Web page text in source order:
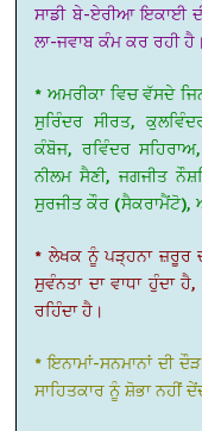
ਸਾਡੀ ਬੇ-ਏਰੀਆ ਇਕਾਈ
ਲਾ-ਜਵਾਬ ਕੰਮ ਕਰ ਰਹੀ ਹੈ।
* ਅਮਰੀਕਾ ਵਿਚ ਵੱਸਦੇ
ਸੁਰਿੰਦਰ ਸੀਰਤ,
ਕੰਬੋਜ, ਰਵਿੰਦਰ
ਨੀਲਮ ਸੈਣੀ, ਜਗਜੀਤ
ਸੁਰਜੀਤ ਕੌਰ (ਸੈਕਰਾਮੈਂਟੋ),
* ਲੇਖਕ ਨੂੰ ਪੜ੍ਹਨਾ ਜ਼ਰੂਰ
ਸੁਵੰਨਤਾ ਦਾ ਵਾਧਾ ਹੁੰਦਾ
ਰਹਿੰਦਾ ਹੈ।
* ਇਨਾਮਾਂ-ਸਨਮਾਨਾਂ ਦੀ
ਸਾਹਿਤਕਾਰ ਨੂੰ ਸ਼ੋਭਾ ਨਹੀਂ